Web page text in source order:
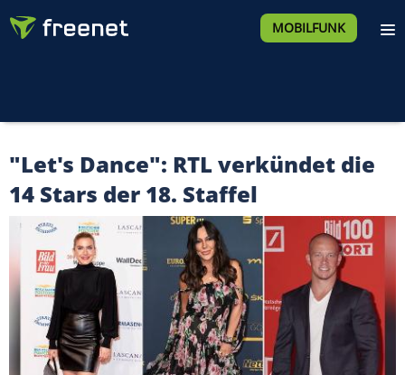
MOBILFUNK
"Let's Dance": RTL verkündet die
14 Stars der 18. Staffel